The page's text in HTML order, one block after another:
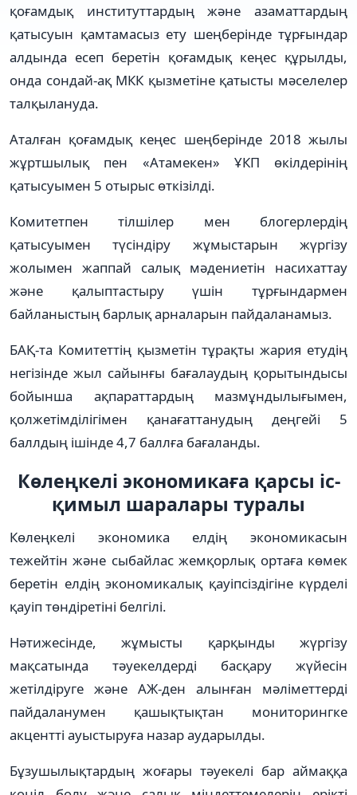
қоғамдық институттардың және азаматтардың
қатысуын қамтамасыз ету шеңберінде тұрғындар
алдында есеп беретін қоғамдық кеңес құрылды,
онда сондай-ақ МКК қызметіне қатысты мәселелер
талқылануда.
Аталған қоғамдық кеңес шеңберінде 2018 жылы
жұртшылық пен «Атамекен» ҰКП өкілдерінің
қатысуымен 5 отырыс өткізілді.
Комитетпен тілшілер мен блогерлердің
қатысуымен түсіндіру жұмыстарын жүргізу
жолымен жаппай салық мәдениетін насихаттау
және қалыптастыру үшін тұрғындармен
байланыстың барлық арналарын пайдаланамыз.
БАҚ-та Комитеттің қызметін тұрақты жария етудің
негізінде жыл сайынғы бағалаудың қорытындысы
бойынша ақпараттардың мазмұндылығымен,
қолжетімділігімен қанағаттанудың деңгейі 5
баллдың ішінде 4,7 баллға бағаланды.
Көлеңкелі экономикаға қарсы іс-
қимыл шаралары туралы
Көлеңкелі экономика елдің экономикасын
тежейтін және сыбайлас жемқорлық ортаға көмек
беретін елдің экономикалық қауіпсіздігіне күрделі
қауіп төндіретіні белгілі.
Нәтижесінде, жұмысты қарқынды жүргізу
мақсатында тәуекелдерді басқару жүйесін
жетілдіруге және АЖ-ден алынған мәліметтерді
пайдаланумен қашықтықтан мониторингке
акцентті ауыстыруға назар аударылды.
Бұзушылықтардың жоғары тәуекелі бар аймаққа